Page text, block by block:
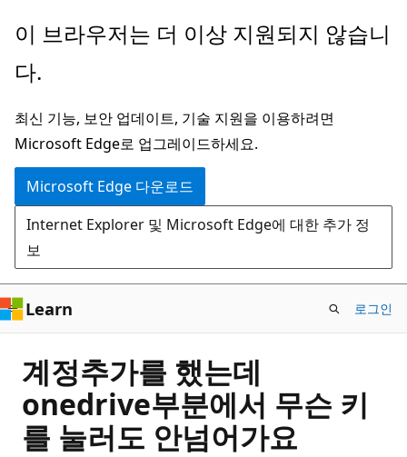
주
콘
츠
로
건
너
뛰
기
이 브라우저는 더 이상 지원되지 않습니
다.
최신 기능, 보안 업데이트, 기술 지원을 이용하려면
Microsoft Edge로 업그레이드하세요.
Microsoft Edge 다운로드
Internet Explorer 및 Microsoft Edge에 대한 추가 정
보
Learn 로그인
계정추가를 했는데
onedrive부분에서 무슨 키
를 눌러도 안넘어가요